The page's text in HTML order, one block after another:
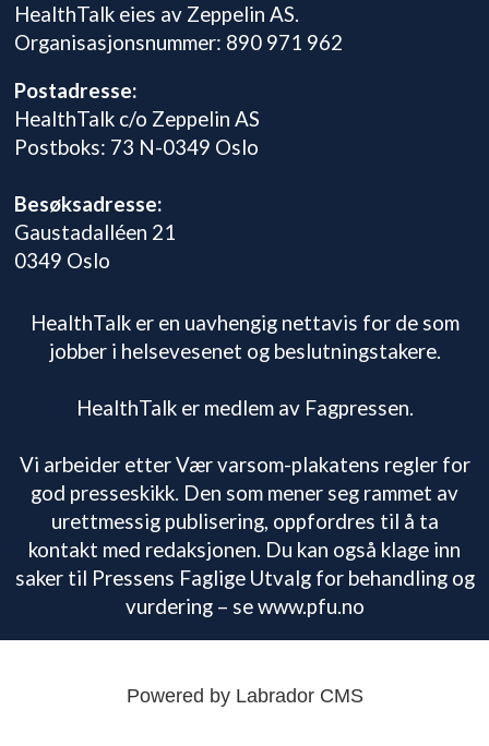
HealthTalk eies av Zeppelin AS.
Organisasjonsnummer: 890 971 962
Postadresse:
HealthTalk c/o Zeppelin AS
Postboks: 73 N-0349 Oslo
Besøksadresse:
Gaustadalléen 21
0349 Oslo
HealthTalk er en uavhengig nettavis for de som
jobber i helsevesenet og beslutningstakere.
HealthTalk er medlem av Fagpressen.
Vi arbeider etter Vær varsom-plakatens regler for
god presseskikk. Den som mener seg rammet av
urettmessig publisering, oppfordres til å ta
kontakt med redaksjonen. Du kan også klage inn
saker til Pressens Faglige Utvalg for behandling og
vurdering – se www.pfu.no
Powered by Labrador CMS